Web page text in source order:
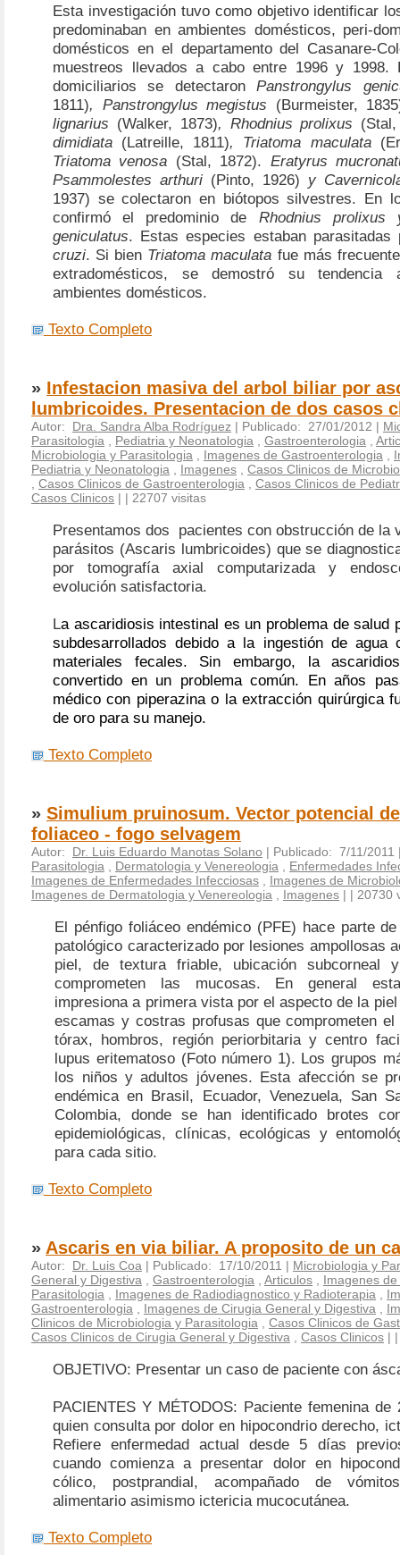
Esta investigación tuvo como objetivo identificar
predominaban en ambientes domésticos, peri-
domésticos en el departamento del Casanare-
muestreos llevados a cabo entre 1996 y 1998.
domiciliarios se detectaronPanstrongylus
1811), Panstrongylus megistus (Burmeister,
lignarius (Walker, 1873), Rhodnius prolixus
dimidiata (Latreille, 1811), Triatoma maculata
Triatoma venosa (Stal, 1872). Eratyrus
Psammolestes arthuri (Pinto, 1926) y
1937) se colectaron en biótopos silvestres. En
confirmó el predominio de Rhodnius prolixus
geniculatus. Estas especies estaban
cruzi. Si bien Triatoma maculata fue más
extradomésticos, se demostró su tendencia
ambientes domésticos.
Texto Completo
» Infestacion masiva del arbol biliar por
lumbricoides. Presentacion de dos casos
Autor: Dra. Sandra Alba Rodríguez | Publicado: 27/01/2012 |
Parasitologia
Pediatria y Neonatologia Gastroenterologia
Microbiologia y Parasitologia
Imagenes de Gastroenterologia
Pediatria y Neonatologia
Imagenes
Casos Clinicos de
Casos Clinicos de Gastroenterologia
Casos Clinicos de
Casos Clinicos | | 22707 visitas
Presentamos dos pacientes con obstrucción de la
parásitos (Ascaris lumbricoides) que se
por tomografía axial computarizada y
evolución satisfactoria.
La ascaridiosis intestinal es un problema de salud
subdesarrollados debido a la ingestión de agua
materiales fecales. Sin embargo, la
convertido en un problema común. En años
médico con piperazina o la extracción quirúrgica
de oro para su manejo.
Texto Completo
» Simulium pruinosum. Vector potencial
foliaceo - fogo selvagem
Autor: Dr. Luis Eduardo Manotas Solano | Publicado: 7/11/
Parasitologia
Dermatologia y Venereologia
Enfermedades
Imagenes de Enfermedades Infecciosas
Imagenes de
Imagenes de Dermatologia y Venereologia
Imagenes | | 20730
El pénfigo foliáceo endémico (PFE) hace parte
patológico caracterizado por lesiones ampollosas
piel, de textura friable, ubicación subcorneal
comprometen las mucosas. En general
impresiona a primera vista por el aspecto de la
escamas y costras profusas que comprometen el
tórax, hombros, región periorbitaria y centro
lupus eritematoso (Foto número 1). Los grupos
los niños y adultos jóvenes. Esta afección se
endémica en Brasil, Ecuador, Venezuela, San
Colombia, donde se han identificado brotes
epidemiológicas, clínicas, ecológicas y
para cada sitio.
Texto Completo
» Ascaris en via biliar. A proposito de un
Autor: Dr. Luis Coa | Publicado: 17/10/2011 | Microbiologia y
General y Digestiva
Gastroenterologia Articulos
Imagenes
Parasitologia
Imagenes de Radiodiagnostico y Radioterapia
Gastroenterologia
Imagenes de Cirugia General y Digestiva
Clinicos de Microbiologia y Parasitologia
Casos Clinicos de
Casos Clinicos de Cirugia General y Digestiva
Casos Clinicos |
OBJETIVO: Presentar un caso de paciente con
PACIENTES Y MÉTODOS: Paciente femenina de
quien consulta por dolor en hipocondrio derecho,
Refiere enfermedad actual desde 5 días
cuando comienza a presentar dolor en
cólico, postprandial, acompañado de
alimentario asimismo ictericia mucocutánea.
Texto Completo